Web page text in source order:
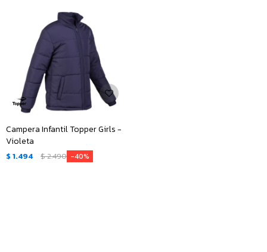
Campera Infantil Topper Girls -
Violeta
$ 1.494 $2.490 40